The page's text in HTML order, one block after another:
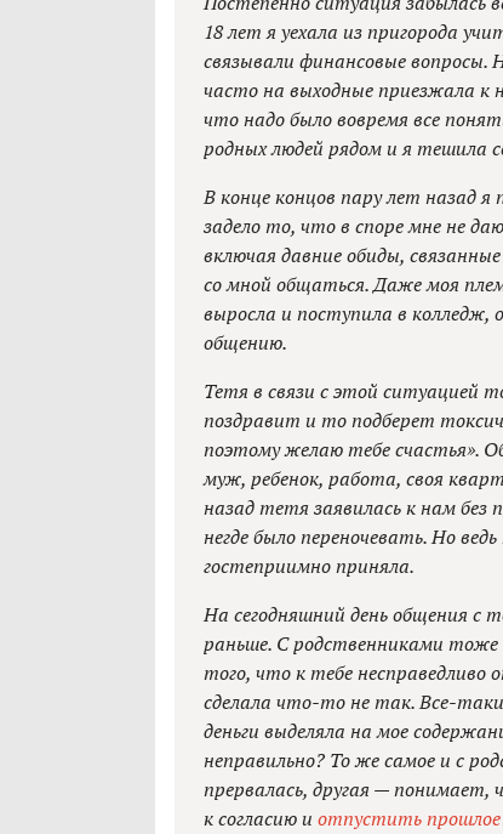
18 лет я уехала из пригорода
связывали финансовые вопросы.
часто на выходные приезжала к
что надо было вовремя все
родных людей рядом и я тешила
В конце концов пару лет назад
задело то, что в споре мне не
включая давние обиды,
со мной общаться. Даже моя
выросла и поступила в колледж,
общению.
Тетя в связи с этой ситуацией
поздравит и то подберет
поэтому желаю тебе счастья».
муж, ребенок, работа, своя
назад тетя заявилась к нам без
негде было переночевать. Но
гостеприимно приняла.
На сегодняшний день общения с
раньше. С родственниками тоже
того, что к тебе
сделала что-то не так. Все-
деньги выделяла на мое
неправильно? То же самое и с
прервалась, другая —
к согласию и отпустить прошлое